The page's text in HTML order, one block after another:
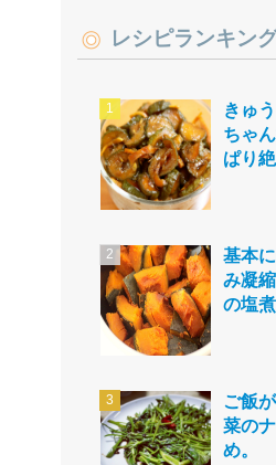
レシピランキン
きゅ
ちゃ
ぱり絶
基本
み凝
の塩煮
ご飯
菜の
め。